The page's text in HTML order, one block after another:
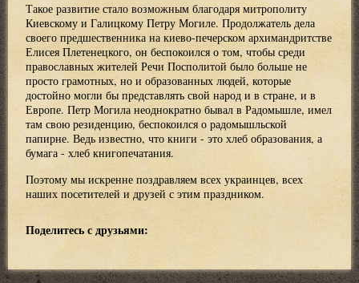
Такое развитие стало возможным благодаря митрополиту
Киевскому и Галицкому Петру Могиле. Продолжатель дела
своего предшественника на киево-печерском архимандритстве
Елисея Плетенецкого, он беспокоился о том, чтобы среди
православных жителей Речи Посполитой было больше не
просто грамотных, но и образованных людей, которые
достойно могли бы представлять свой народ и в стране, и в
Европе. Петр Могила неоднократно бывал в Радомышле, имел
там свою резиденцию, беспокоился о радомышльской
папирне. Ведь известно, что книги - это хлеб образования, а
бумага - хлеб книгопечатания.
Поэтому мы искренне поздравляем всех украинцев, всех
наших посетителей и друзей с этим праздником.
Поделитесь с друзьями: